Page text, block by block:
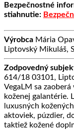
Bezpečnostné
stiahnutie:
Výrobca Mária
Liptovský Mikuláš,
Zodpovedný
614/18 03101,
VegaLM sa
koženej galantérie.
luxusných
aktoviek, púzdier,
taktiež kožené